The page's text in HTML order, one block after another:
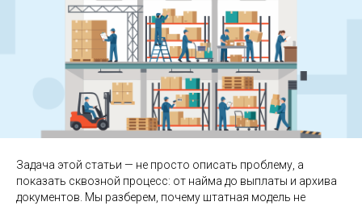
Задача этой статьи — не просто описать проблему, а
показать сквозной процесс: от найма до выплаты и архива
документов. Мы разберем, почему штатная модель не